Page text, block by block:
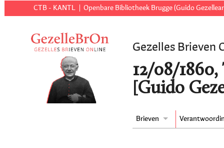
CTB - KANTL Openbare Bibliotheek Brugge (Guido
Gezelles Brieven
12/08/
[Guido
Brieven